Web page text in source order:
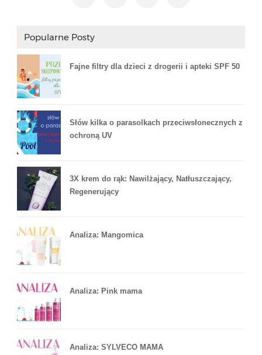
Popularne Posty
Fajne filtry dla dzieci z drogerii i apteki SPF 50
Słów kilka o parasolkach przeciwsłonecznych z
ochroną UV
3X krem do rąk: Nawilżający, Natłuszczający,
Regenerujący
Analiza: Mangomica
Analiza: Pink mama
Analiza: SYLVECO MAMA